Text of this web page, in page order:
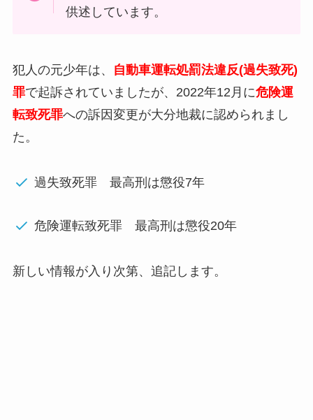
供述しています。
犯人の元少年は、
自動車運転処罰法違反(過失致死)
罪で起訴されていましたが、2022年12月に危険運
転致死罪への訴因変更が大分地裁に認められまし
た。
過失致死罪 最高刑は懲役7年
危険運転致死罪 最高刑は懲役20年
新しい情報が入り次第、追記します。